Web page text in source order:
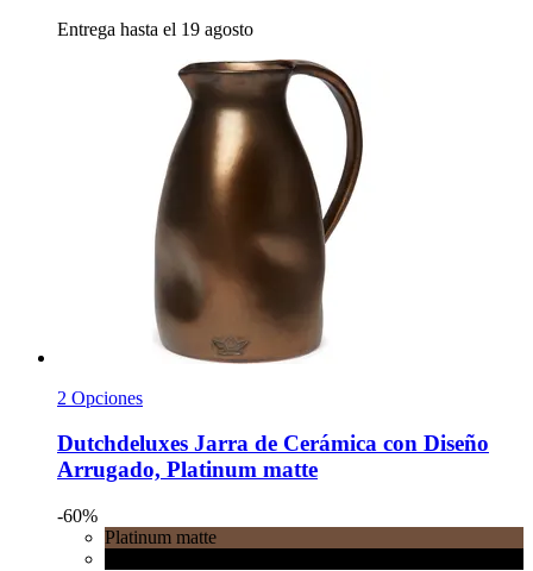
Entrega hasta el 19 agosto
2 Opciones
Dutchdeluxes Jarra de Cerámica con Diseño
Arrugado, Platinum matte
-60%
Platinum matte